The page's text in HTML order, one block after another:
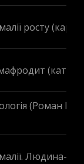
росту
(Роман
Людина-